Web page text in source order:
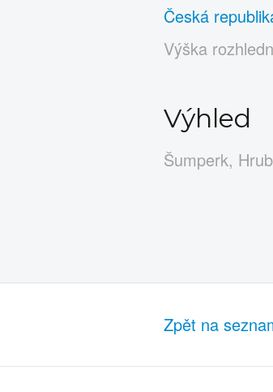
Česká
Výška
Výhled
Šumperk,
Zpět na